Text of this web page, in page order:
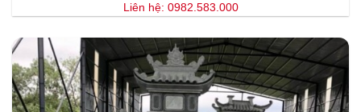
Liên hệ: 0982.583.000